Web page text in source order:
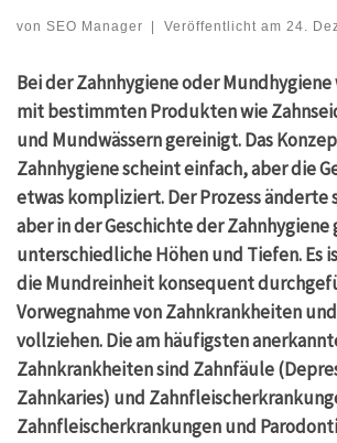
von SEO Manager Veröffentlicht am 24.
Bei der Zahnhygiene oder
mit bestimmten Produkten wie
und Mundwässern gereinigt. Das
Zahnhygiene scheint einfach, aber die
etwas kompliziert. Der Prozess änderte
aber in der Geschichte der Zahnhygiene
unterschiedliche Höhen und Tiefen. Es
die Mundreinheit konsequent
Vorwegnahme von Zahnkrankheiten
vollziehen. Die am häufigsten
Zahnkrankheiten sind Zahnfäule
Zahnkaries) und
Zahnfleischerkrankungen und